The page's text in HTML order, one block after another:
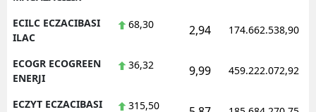
ECILC ECZACIBASI
ILAC
68,30 2,94 174.662.538,90
ECOGR ECOGREEN
ENERJI
36,32 9,99 459.222.072,92
ECZYT ECZACIBASI
315,50